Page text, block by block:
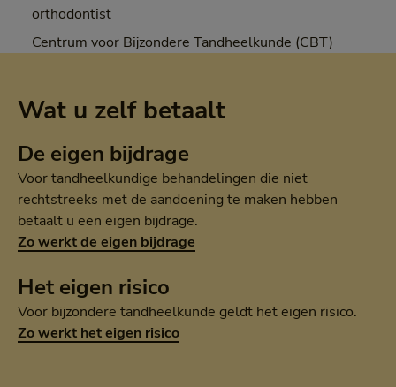
orthodontist
Centrum voor Bijzondere Tandheelkunde (CBT)
Wat u zelf betaalt
De eigen bijdrage
Voor tandheelkundige behandelingen die niet
rechtstreeks met de aandoening te maken hebben
betaalt u een eigen bijdrage.
Zo werkt de eigen bijdrage
Het eigen risico
Voor bijzondere tandheelkunde geldt het eigen risico.
Zo werkt het eigen risico